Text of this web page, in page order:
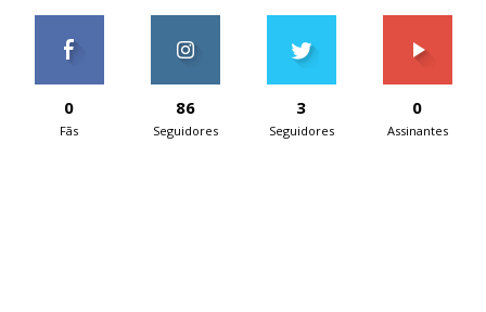
0
Fãs
86
Seguidores
3
Seguidores
0
Assinantes